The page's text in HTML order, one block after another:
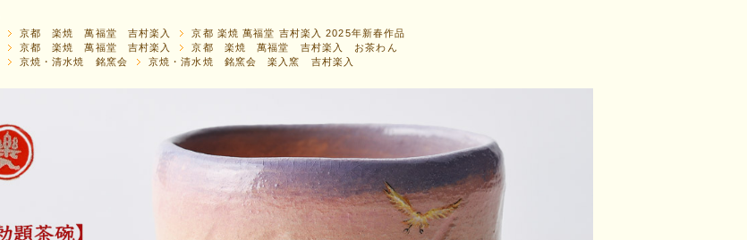
京都 楽焼 萬福堂 吉村楽入
京都 楽焼 萬福堂 吉村楽入 2025年新春作品
京都 楽焼 萬福堂 吉村楽入
京都 楽焼 萬福堂 吉村楽入 お茶わん
京焼・清水焼 銘窯会 京焼・清水焼 銘窯会 楽入窯 吉村楽入